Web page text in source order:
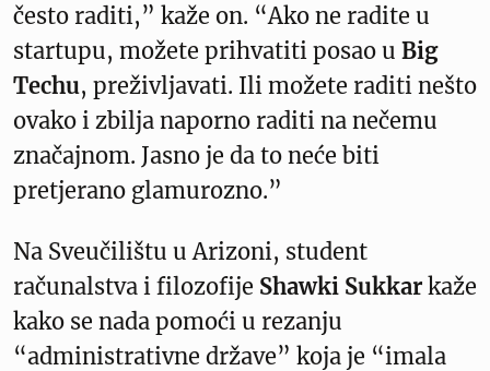
često raditi,” kaže on. “Ako ne radite u
startupu, možete prihvatiti posao u Big
Techu, preživljavati. Ili možete raditi nešto
ovako i zbilja naporno raditi na nečemu
značajnom. Jasno je da to neće biti
pretjerano glamurozno.”
Na Sveučilištu u Arizoni, student
računalstva i filozofije Shawki Sukkar kaže
kako se nada pomoći u rezanju
“administrativne države” koja je “imala